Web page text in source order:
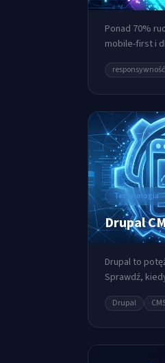
Ponad 70%
mobile-first i
responsywność
Technologia
Drupal
Drupal to
Sprawdź,
platformę.
Drupal